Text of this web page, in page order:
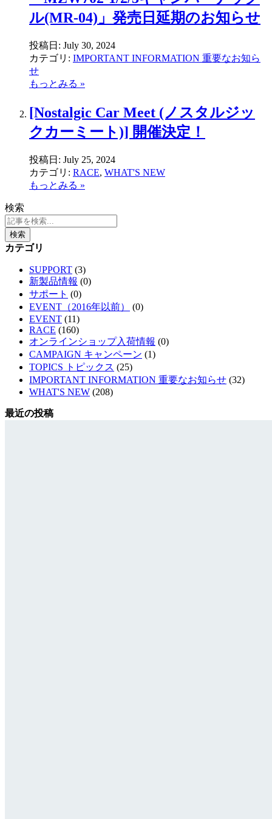
ル(MR-04)」発売日延期のお知らせ
投稿日: July 30, 2024
カテゴリ: IMPORTANT INFORMATION 重要なお知ら
せ
もっとみる »
[Nostalgic Car Meet (ノスタルジッ
クカーミート)] 開催決定！
投稿日: July 25, 2024
カテゴリ: RACE, WHAT'S NEW
もっとみる »
検索
検索
カテゴリ
SUPPORT (3)
新製品情報 (0)
サポート (0)
EVENT（2016年以前）
(0)
EVENT (11)
RACE (160)
オンラインショップ入荷情報 (0)
CAMPAIGN キャンペーン (1)
TOPICS トピックス (25)
IMPORTANT INFORMATION 重要なお知らせ (32)
WHAT'S NEW (208)
最近の投稿